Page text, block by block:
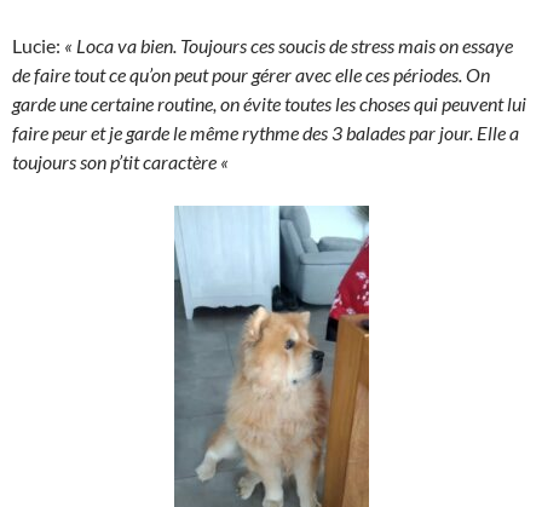
Lucie: « Loca va bien. Toujours ces soucis de stress mais on essaye
de faire tout ce qu’on peut pour gérer avec elle ces périodes. On
garde une certaine routine, on évite toutes les choses qui peuvent lui
faire peur et je garde le même rythme des 3 balades par jour. Elle a
toujours son p’tit caractère «